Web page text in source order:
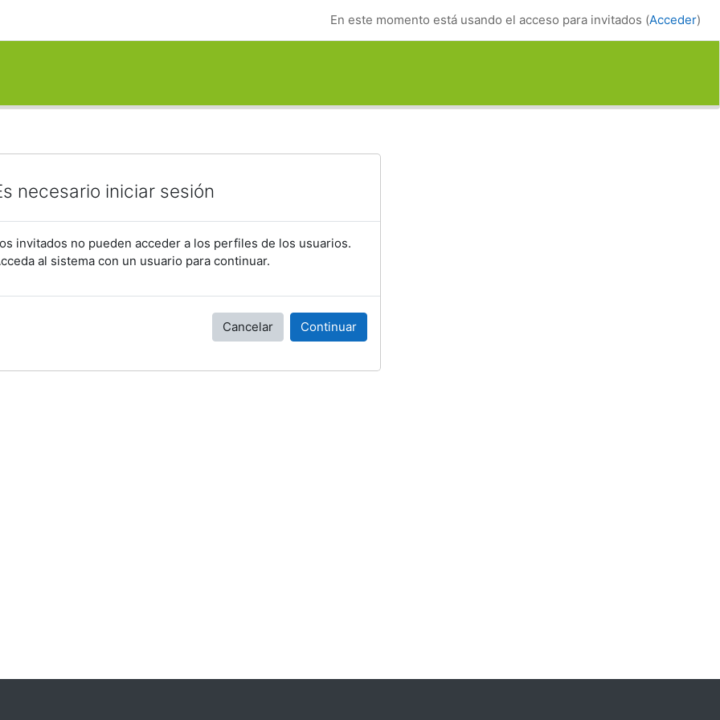
En este momento está usando el acceso para invitados (Acceder)
necesario iniciar sesión
invitados no pueden acceder a los perfiles de los usuarios.
al sistema con un usuario para continuar.
Cancelar Continuar